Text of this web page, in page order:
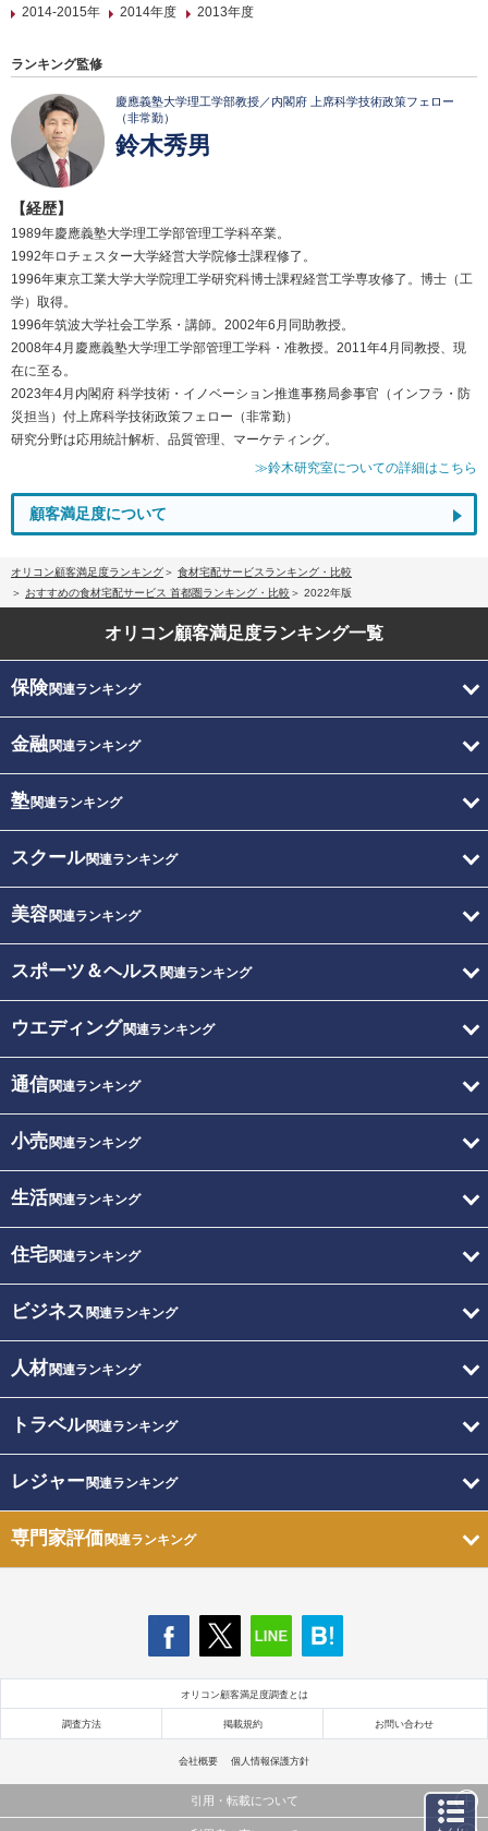
2014-2015年
2014年度 2013年度
ランキング監修
慶應義塾大学理工学部教授／内閣府 上席科学技術政策フェロー
（非常勤）
鈴木秀男
【経歴】
1989年慶應義塾大学理工学部管理工学科卒業。
1992年ロチェスター大学経営大学院修士課程修了。
1996年東京工業大学大学院理工学研究科博士課程経営工学専攻修了。博士（工
学）取得。
1996年筑波大学社会工学系・講師。2002年6月同助教授。
2008年4月慶應義塾大学理工学部管理工学科・准教授。2011年4月同教授、現
在に至る。
2023年4月内閣府 科学技術・イノベーション推進事務局参事官（インフラ・防
災担当）付上席科学技術政策フェロー（非常勤）
研究分野は応用統計解析、品質管理、マーケティング。
≫鈴木研究室についての詳細はこちら
顧客満足度について
オリコン顧客満足度ランキング
食材宅配サービスランキング・比較
おすすめの食材宅配サービス 首都圏ランキング・比較
2022年版
オリコン顧客満足度ランキング一覧
保険関連ランキング
金融関連ランキング
塾関連ランキング
スクール関連ランキング
美容関連ランキング
スポーツ＆ヘルス 関連ランキング
ウエディング関連ランキング
通信関連ランキング
小売関連ランキング
生活関連ランキング
住宅関連ランキング
ビジネス 関連ランキング
人材関連ランキング
トラベル関連ランキング
レジャー関連ランキング
専門家評価関連ランキング
オリコン顧客満足度調査とは
調査方法 掲載規約 お問い合わせ
会社概要 個人情報保護方針
引用・転載について